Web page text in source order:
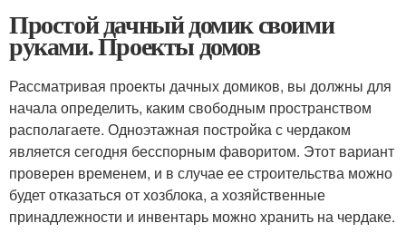
Простой дачный домик своими
руками. Проекты домов
Рассматривая проекты дачных домиков, вы должны для
начала определить, каким свободным пространством
располагаете. Одноэтажная постройка с чердаком
является сегодня бесспорным фаворитом. Этот вариант
проверен временем, и в случае ее строительства можно
будет отказаться от хозблока, а хозяйственные
принадлежности и инвентарь можно хранить на чердаке.